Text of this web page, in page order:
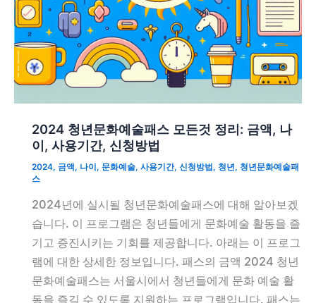
2024 청년문화예술패스 모든것 정리: 금액, 나
이, 사용기간, 신청방법
2024, 금액, 나이, 문화예술, 사용기간, 신청방법, 청년, 청년문화예술패
스
2024년에 실시될 청년문화예술패스에 대해 알아보겠
습니다. 이 프로그램은 청년들에게 문화예술 활동을 즐
기고 증진시키는 기회를 제공합니다. 아래는 이 프로그
램에 대한 상세한 정보입니다. 패스의 금액 2024 청년
문화예술패스는 서울시에서 청년들에게 문화 예술 활
동을 즐길 수 있도록 지원하는 프로그램입니다. 패스는